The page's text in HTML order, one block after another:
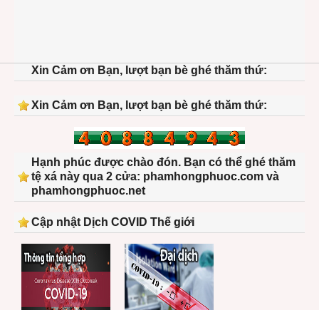
Xin Cảm ơn Bạn, lượt bạn bè ghé thăm thứ:
Xin Cảm ơn Bạn, lượt bạn bè ghé thăm thứ:
Hạnh phúc được chào đón. Bạn có thể ghé thăm
tệ xá này qua 2 cửa: phamhongphuoc.com và
phamhongphuoc.net
Cập nhật Dịch COVID Thế giới